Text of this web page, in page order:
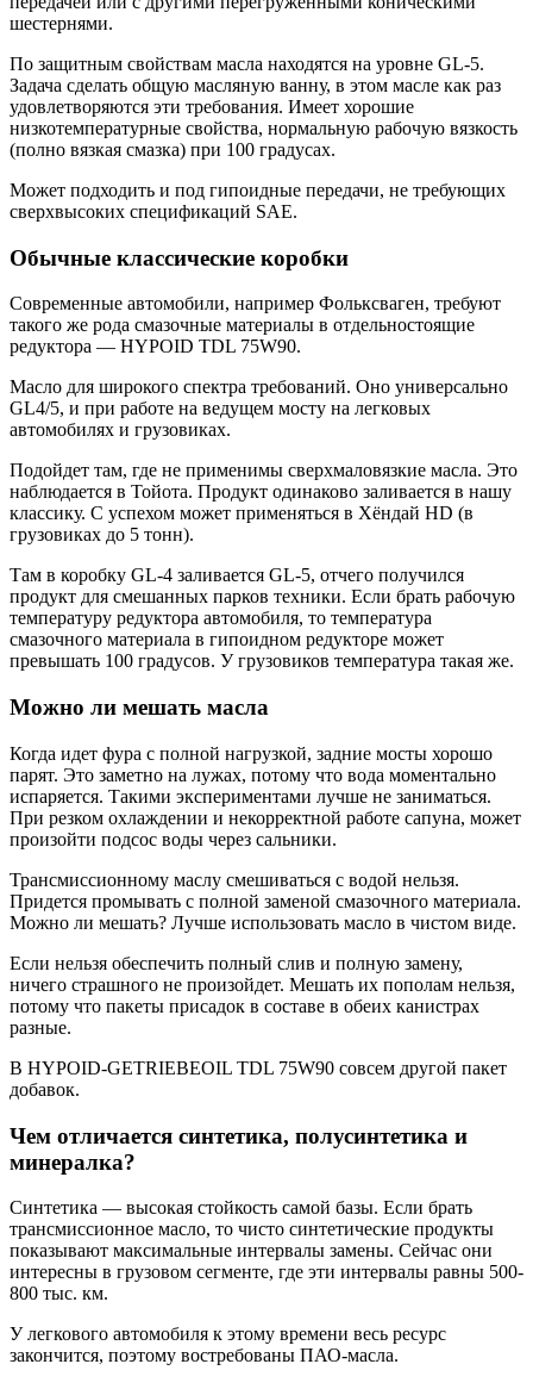
шестернями.
По защитным свойствам масла находятся на уровне GL-5.
Задача сделать общую масляную ванну, в этом масле как раз
удовлетворяются эти требования. Имеет хорошие
низкотемпературные свойства, нормальную рабочую вязкость
(полно вязкая смазка) при 100 градусах.
Может подходить и под гипоидные передачи, не требующих
сверхвысоких спецификаций SAE.
Обычные классические коробки
Современные автомобили, например Фольксваген, требуют
такого же рода смазочные материалы в отдельностоящие
редуктора — HYPOID TDL 75W90.
Масло для широкого спектра требований. Оно универсально
GL4/5, и при работе на ведущем мосту на легковых
автомобилях и грузовиках.
Подойдет там, где не применимы сверхмаловязкие масла. Это
наблюдается в Тойота. Продукт одинаково заливается в нашу
классику. С успехом может применяться в Хёндай HD (в
грузовиках до 5 тонн).
Там в коробку GL-4 заливается GL-5, отчего получился
продукт для смешанных парков техники. Если брать рабочую
температуру редуктора автомобиля, то температура
смазочного материала в гипоидном редукторе может
превышать 100 градусов. У грузовиков температура такая же.
Можно ли мешать масла
Когда идет фура с полной нагрузкой, задние мосты хорошо
парят. Это заметно на лужах, потому что вода моментально
испаряется. Такими экспериментами лучше не заниматься.
При резком охлаждении и некорректной работе сапуна, может
произойти подсос воды через сальники.
Трансмиссионному маслу смешиваться с водой нельзя.
Придется промывать с полной заменой смазочного материала.
Можно ли мешать? Лучше использовать масло в чистом виде.
Если нельзя обеспечить полный слив и полную замену,
ничего страшного не произойдет. Мешать их пополам нельзя,
потому что пакеты присадок в составе в обеих канистрах
разные.
В HYPOID-GETRIEBEOIL TDL 75W90 совсем другой пакет
добавок.
Чем отличается синтетика, полусинтетика и
минералка?
Синтетика — высокая стойкость самой базы. Если брать
трансмиссионное масло, то чисто синтетические продукты
показывают максимальные интервалы замены. Сейчас они
интересны в грузовом сегменте, где эти интервалы равны 500-
800 тыс. км.
У легкового автомобиля к этому времени весь ресурс
закончится, поэтому востребованы ПАО-масла.